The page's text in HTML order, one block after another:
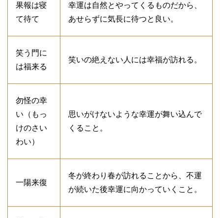
果報は寝
て待て
幸運は自然とやってくるものだから、
あせらずに気長に待つと良い。
笑う門に
は福来る
笑いの絶えない人には幸福が訪れる。
勿怪の幸
い（もっ
けのさい
わい）
思いがけないような幸運が舞い込んで
くること。
一陽来復
冬が終わり春が訪れることから、不運
が続いた後幸運に向かっていくこと。